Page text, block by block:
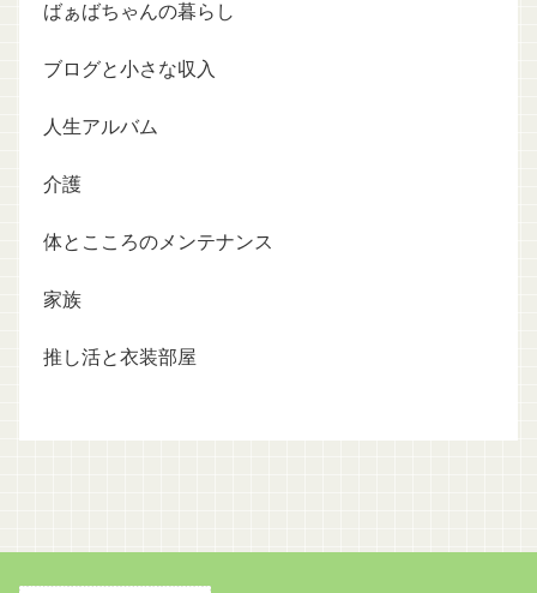
ばぁばちゃんの暮らし
ブログと小さな収入
人生アルバム
介護
体とこころのメンテナンス
家族
推し活と衣装部屋